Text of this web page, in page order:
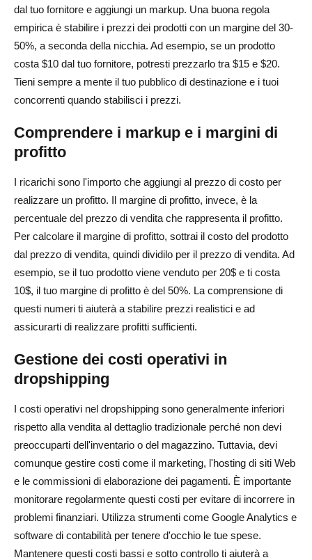
dal tuo fornitore e aggiungi un markup. Una buona regola
empirica è stabilire i prezzi dei prodotti con un margine del 30-
50%, a seconda della nicchia. Ad esempio, se un prodotto
costa $10 dal tuo fornitore, potresti prezzarlo tra $15 e $20.
Tieni sempre a mente il tuo pubblico di destinazione e i tuoi
concorrenti quando stabilisci i prezzi.
Comprendere i markup e i margini di
profitto
I ricarichi sono l'importo che aggiungi al prezzo di costo per
realizzare un profitto. Il margine di profitto, invece, è la
percentuale del prezzo di vendita che rappresenta il profitto.
Per calcolare il margine di profitto, sottrai il costo del prodotto
dal prezzo di vendita, quindi dividilo per il prezzo di vendita. Ad
esempio, se il tuo prodotto viene venduto per 20$ e ti costa
10$, il tuo margine di profitto è del 50%. La comprensione di
questi numeri ti aiuterà a stabilire prezzi realistici e ad
assicurarti di realizzare profitti sufficienti.
Gestione dei costi operativi in
dropshipping
I costi operativi nel dropshipping sono generalmente inferiori
rispetto alla vendita al dettaglio tradizionale perché non devi
preoccuparti dell'inventario o del magazzino. Tuttavia, devi
comunque gestire costi come il marketing, l'hosting di siti Web
e le commissioni di elaborazione dei pagamenti. È importante
monitorare regolarmente questi costi per evitare di incorrere in
problemi finanziari. Utilizza strumenti come Google Analytics e
software di contabilità per tenere d'occhio le tue spese.
Mantenere questi costi bassi e sotto controllo ti aiuterà a